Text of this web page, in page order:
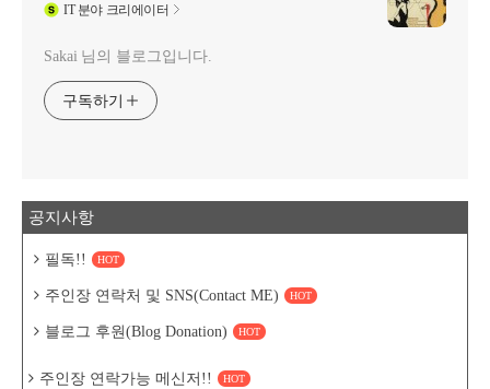
IT분야 크리에이터
Sakai 님의 블로그입니다.
구독하기
공지사항
필독!! HOT
주인장 연락처 및 SNS(Contact ME) HOT
블로그 후원(Blog Donation) HOT
주인장 연락가능 메신저!! HOT